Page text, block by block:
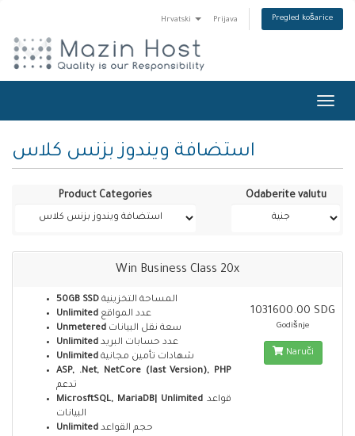
Hrvatski Prijava Pregled košarice
استضافة ويندوز بزنس كلاس
Product Categories Odaberite valutu
Win Business Class 20x
50GB SSD المساحة التخزينية
Unlimited عدد المواقع
Unmetered سعة نقل البيانات
Unlimited عدد حسابات البريد
Unlimited شهادات تأمين مجانية
ASP, .Net, NetCore (last Version), PHP
تدعم
MicrosftSQL, MariaDB| Unlimited قواعد
البيانات
Unlimited حجم القواعد
1031600.00 SDG
Godišnje
Naruči